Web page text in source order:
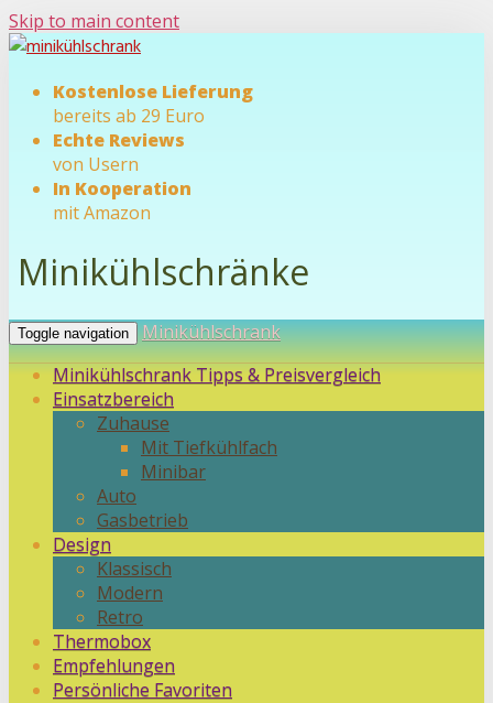
Skip to main content
Kostenlose Lieferung
bereits ab 29 Euro
Echte Reviews
von Usern
In Kooperation
mit Amazon
Minikühlschränke
Toggle navigation
Minikühlschrank
Minikühlschrank Tipps & Preisvergleich
Einsatzbereich
Zuhause
Mit Tiefkühlfach
Minibar
Auto
Gasbetrieb
Design
Klassisch
Modern
Retro
Thermobox
Empfehlungen
Persönliche Favoriten